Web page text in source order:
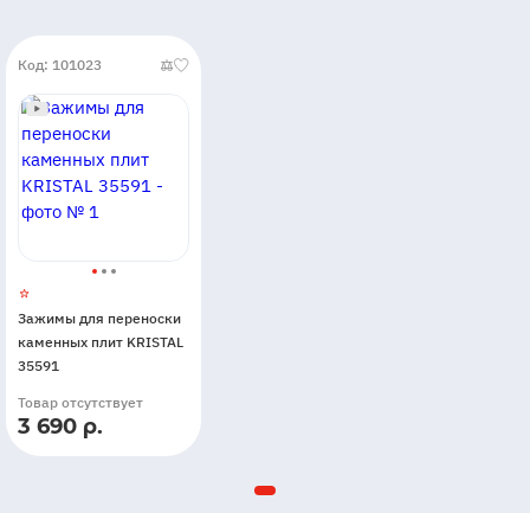
Код: 101023
Зажимы для переноски
каменных плит KRISTAL
35591
Товар отсутствует
3 690 р.